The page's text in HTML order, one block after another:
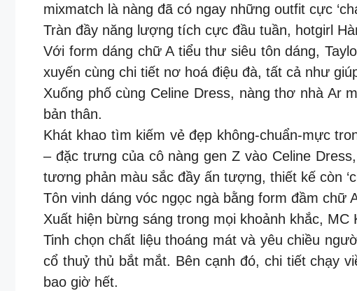
mixmatch là nàng đã có ngay những outfit cực
Tràn đầy năng lượng tích cực đầu tuần, hotgirl
Với form dáng chữ A tiểu thư siêu tôn dáng,
xuyến cùng chi tiết nơ hoá điệu đà, tất cả như
Xuống phố cùng Celine Dress, nàng thơ nhà Ar
bản thân.
Khát khao tìm kiếm vẻ đẹp không-chuẩn-mực
– đặc trưng của cô nàng gen Z vào Celine
tương phản màu sắc đầy ấn tượng, thiết kế còn
Tôn vinh dáng vóc ngọc ngà bằng form đầm chữ
Xuất hiện bừng sáng trong mọi khoảnh khắc,
Tinh chọn chất liệu thoáng mát và yêu chiều
cổ thuỷ thủ bắt mắt. Bên cạnh đó, chi tiết chạy
bao giờ hết.